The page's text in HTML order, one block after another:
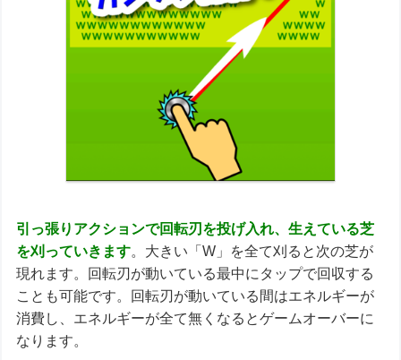
引っ張りアクションで回転刃を投げ入れ、生えている芝
を刈っていきます。大きい「W」を全て刈ると次の芝が
現れます。回転刃が動いている最中にタップで回収する
ことも可能です。回転刃が動いている間はエネルギーが
消費し、エネルギーが全て無くなるとゲームオーバーに
なります。